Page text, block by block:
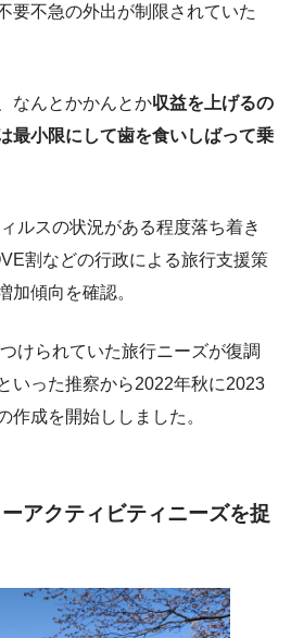
要不急の外出が制限されていた
なんとかかんとか収益を上げるの
最小限にして歯を食いしばって乗
ルスの状況がある程度落ち着き
割などの行政による旅行支援策
加傾向を確認。
けられていた旅行ニーズが復調
いった推察から2022年秋に2023
作成を開始ししました。
アクティビティニーズを捉